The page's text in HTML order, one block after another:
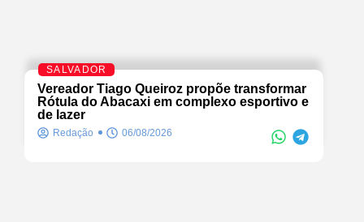
SALVADOR
Vereador Tiago Queiroz propõe transformar
Rótula do Abacaxi em complexo esportivo e
de lazer
Redação 06/08/2026